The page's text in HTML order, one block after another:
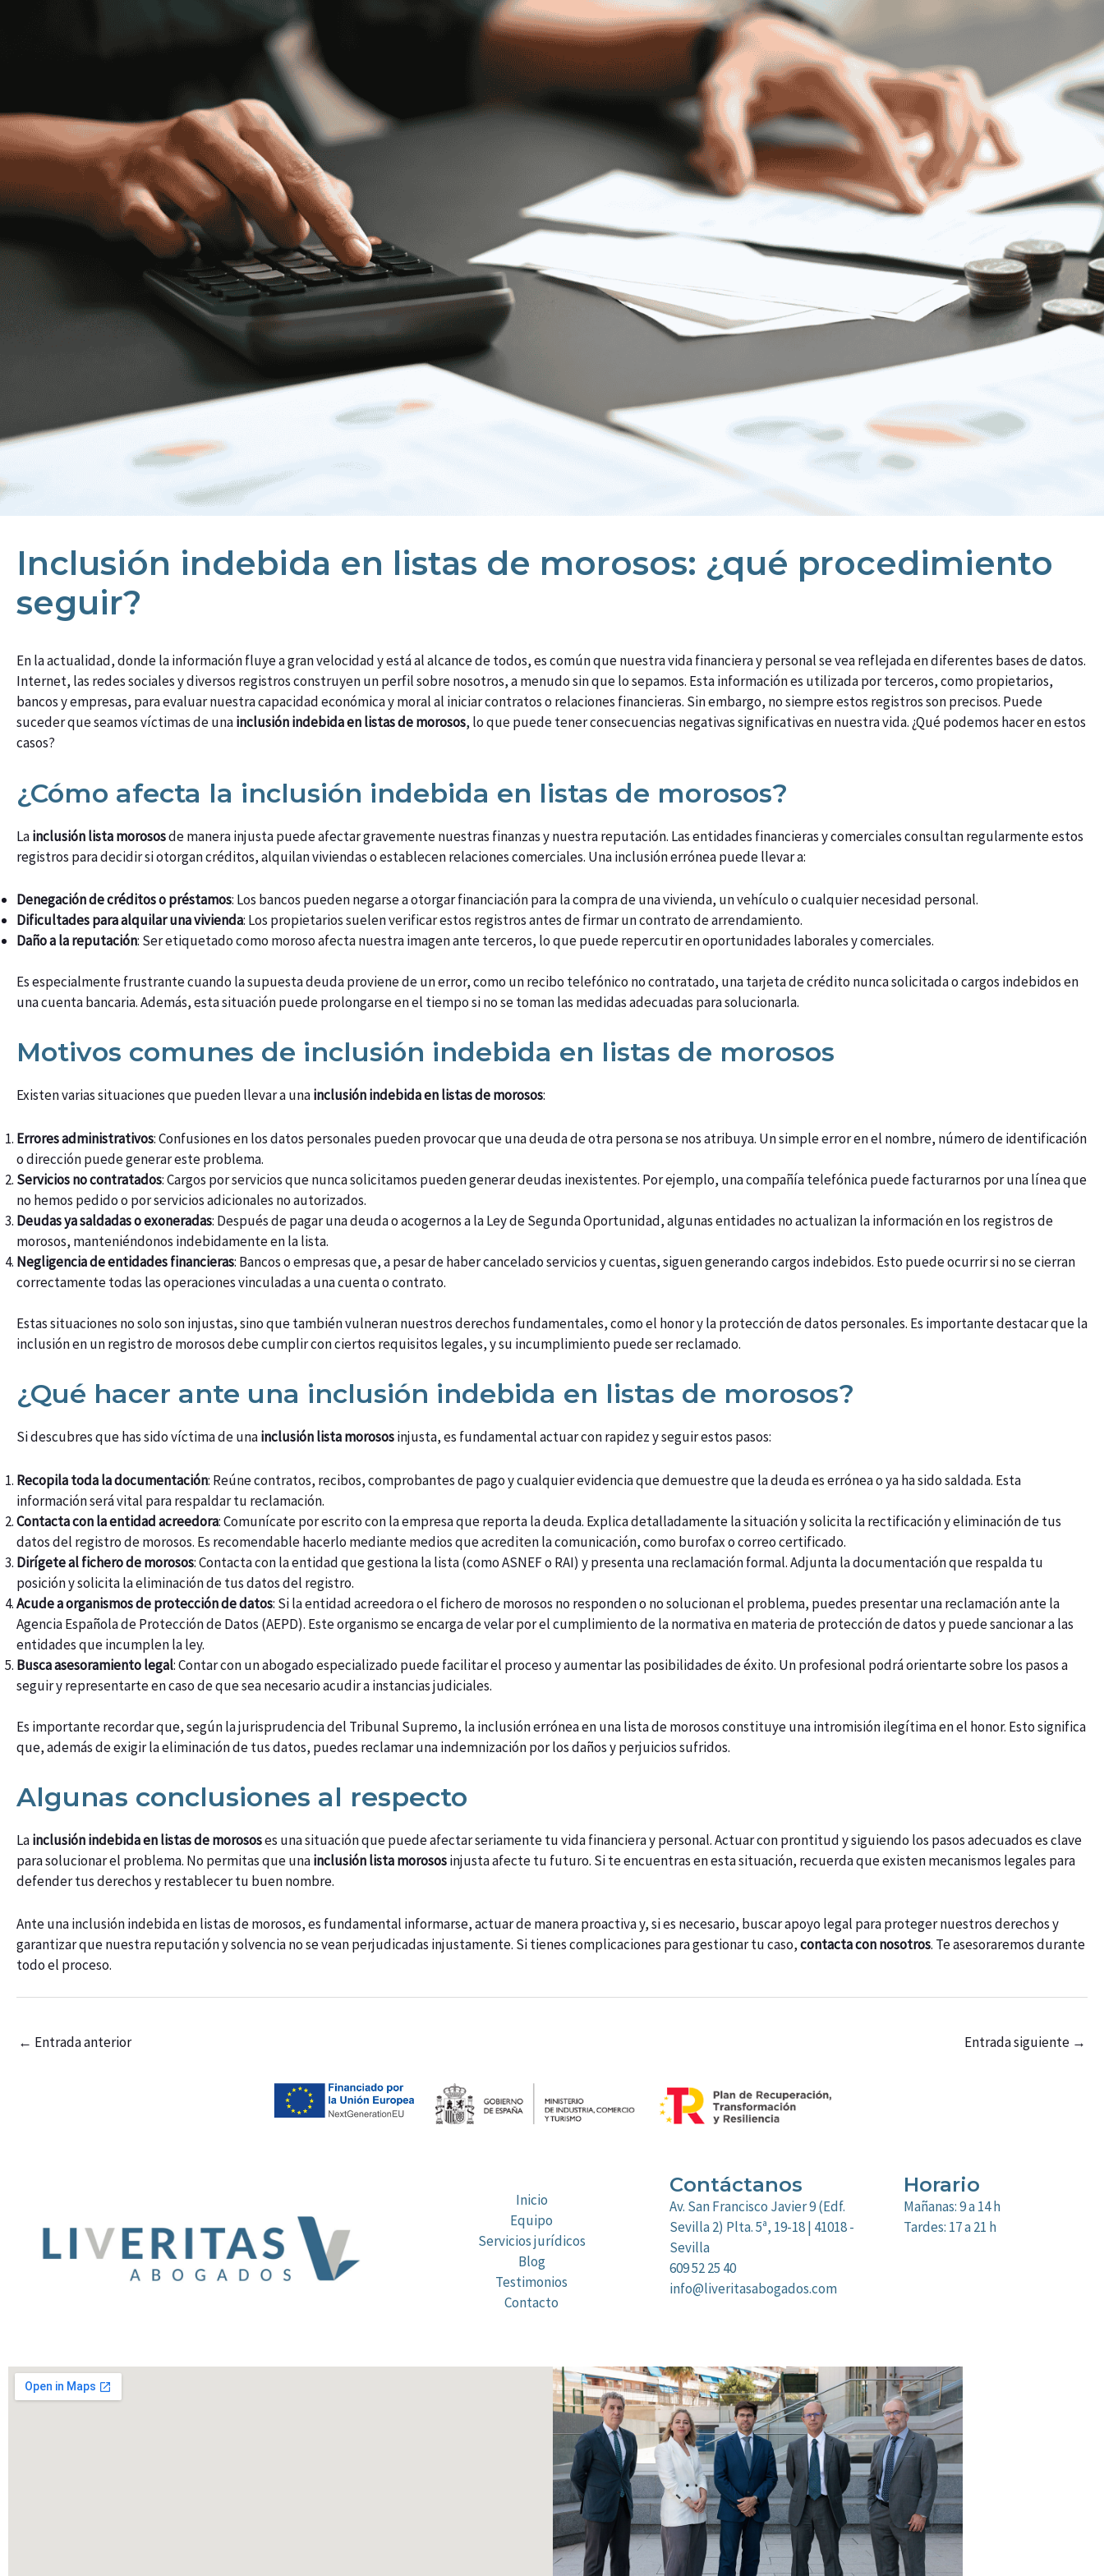
Inclusión indebida en listas de morosos: ¿qué procedimiento
seguir?
En la actualidad, donde la información fluye a gran velocidad y está al alcance de todos, es común que nuestra vida financiera y personal se vea reflejada en diferentes bases de datos.
Internet, las redes sociales y diversos registros construyen un perfil sobre nosotros, a menudo sin que lo sepamos. Esta información es utilizada por terceros, como propietarios,
bancos y empresas, para evaluar nuestra capacidad económica y moral al iniciar contratos o relaciones financieras. Sin embargo, no siempre estos registros son precisos. Puede
suceder que seamos víctimas de unainclusión indebida en listas de morosos, lo que puede tener consecuencias negativas significativas en nuestra vida. ¿Qué podemos hacer en estos
casos?
¿Cómo afecta la inclusión indebida en listas de morosos?
Lainclusión lista morososde manera injusta puede afectar gravemente nuestras finanzas y nuestra reputación. Las entidades financieras y comerciales consultan regularmente estos
registros para decidir si otorgan créditos, alquilan viviendas o establecen relaciones comerciales. Una inclusión errónea puede llevar a:
Denegación de créditos o préstamos: Los bancos pueden negarse a otorgar financiación para la compra de una vivienda, un vehículo o cualquier necesidad personal.
Dificultades para alquilar una vivienda: Los propietarios suelen verificar estos registros antes de firmar un contrato de arrendamiento.
Daño a la reputación: Ser etiquetado como moroso afecta nuestra imagen ante terceros, lo que puede repercutir en oportunidades laborales y comerciales.
Es especialmente frustrante cuando la supuesta deuda proviene de un error, como un recibo telefónico no contratado, una tarjeta de crédito nunca solicitada o cargos indebidos en
una cuenta bancaria. Además, esta situación puede prolongarse en el tiempo si no se toman las medidas adecuadas para solucionarla.
Motivos comunes de inclusión indebida en listas de morosos
Existen varias situaciones que pueden llevar a unainclusión indebida en listas de morosos:
Errores administrativos: Confusiones en los datos personales pueden provocar que una deuda de otra persona se nos atribuya. Un simple error en el nombre, número de identificación
o dirección puede generar este problema.
Servicios no contratados: Cargos por servicios que nunca solicitamos pueden generar deudas inexistentes. Por ejemplo, una compañía telefónica puede facturarnos por una línea que
no hemos pedido o por servicios adicionales no autorizados.
Deudas ya saldadas o exoneradas: Después de pagar una deuda o acogernos a la Ley de Segunda Oportunidad, algunas entidades no actualizan la información en los registros de
morosos, manteniéndonos indebidamente en la lista.
Negligencia de entidades financieras: Bancos o empresas que, a pesar de haber cancelado servicios y cuentas, siguen generando cargos indebidos. Esto puede ocurrir si no se cierran
correctamente todas las operaciones vinculadas a una cuenta o contrato.
Estas situaciones no solo son injustas, sino que también vulneran nuestros derechos fundamentales, como el honor y la protección de datos personales. Es importante destacar que la
inclusión en un registro de morosos debe cumplir con ciertos requisitos legales, y su incumplimiento puede ser reclamado.
¿Qué hacer ante una inclusión indebida en listas de morosos?
Si descubres que has sido víctima de unainclusión lista morososinjusta, es fundamental actuar con rapidez y seguir estos pasos:
Recopila toda la documentación: Reúne contratos, recibos, comprobantes de pago y cualquier evidencia que demuestre que la deuda es errónea o ya ha sido saldada. Esta
información será vital para respaldar tu reclamación.
Contacta con la entidad acreedora: Comunícate por escrito con la empresa que reporta la deuda. Explica detalladamente la situación y solicita la rectificación y eliminación de tus
datos del registro de morosos. Es recomendable hacerlo mediante medios que acrediten la comunicación, como burofax o correo certificado.
Dirígete al fichero de morosos: Contacta con la entidad que gestiona la lista (como ASNEF o RAI) y presenta una reclamación formal. Adjunta la documentación que respalda tu
posición y solicita la eliminación de tus datos del registro.
Acude a organismos de protección de datos: Si la entidad acreedora o el fichero de morosos no responden o no solucionan el problema, puedes presentar una reclamación ante la
Agencia Española de Protección de Datos (AEPD). Este organismo se encarga de velar por el cumplimiento de la normativa en materia de protección de datos y puede sancionar a las
entidades que incumplen la ley.
Busca asesoramiento legal: Contar con un abogado especializado puede facilitar el proceso y aumentar las posibilidades de éxito. Un profesional podrá orientarte sobre los pasos a
seguir y representarte en caso de que sea necesario acudir a instancias judiciales.
Es importante recordar que, según la jurisprudencia del Tribunal Supremo, la inclusión errónea en una lista de morosos constituye una intromisión ilegítima en el honor. Esto significa
que, además de exigir la eliminación de tus datos, puedes reclamar una indemnización por los daños y perjuicios sufridos.
Algunas conclusiones al respecto
Lainclusión indebida en listas de morososes una situación que puede afectar seriamente tu vida financiera y personal. Actuar con prontitud y siguiendo los pasos adecuados es clave
para solucionar el problema. No permitas que unainclusión lista morososinjusta afecte tu futuro. Si te encuentras en esta situación, recuerda que existen mecanismos legales para
defender tus derechos y restablecer tu buen nombre.
Ante una inclusión indebida en listas de morosos, es fundamental informarse, actuar de manera proactiva y, si es necesario, buscar apoyo legal para proteger nuestros derechos y
garantizar que nuestra reputación y solvencia no se vean perjudicadas injustamente. Si tienes complicaciones para gestionar tu caso,contacta con nosotros. Te asesoraremos durante
todo el proceso.
Navegación
← Entrada anterior Entrada siguiente →
Inicio
Equipo
Servicios jurídicos
Blog
Testimonios
Contacto
Contáctanos
Av. San Francisco Javier 9 (Edf.
Sevilla 2) Plta. 5ª, 19-18 | 41018 -
Sevilla
609 52 25 40
info@liveritasabogados.com
Horario
Mañanas: 9 a 14 h
Tardes: 17 a 21 h